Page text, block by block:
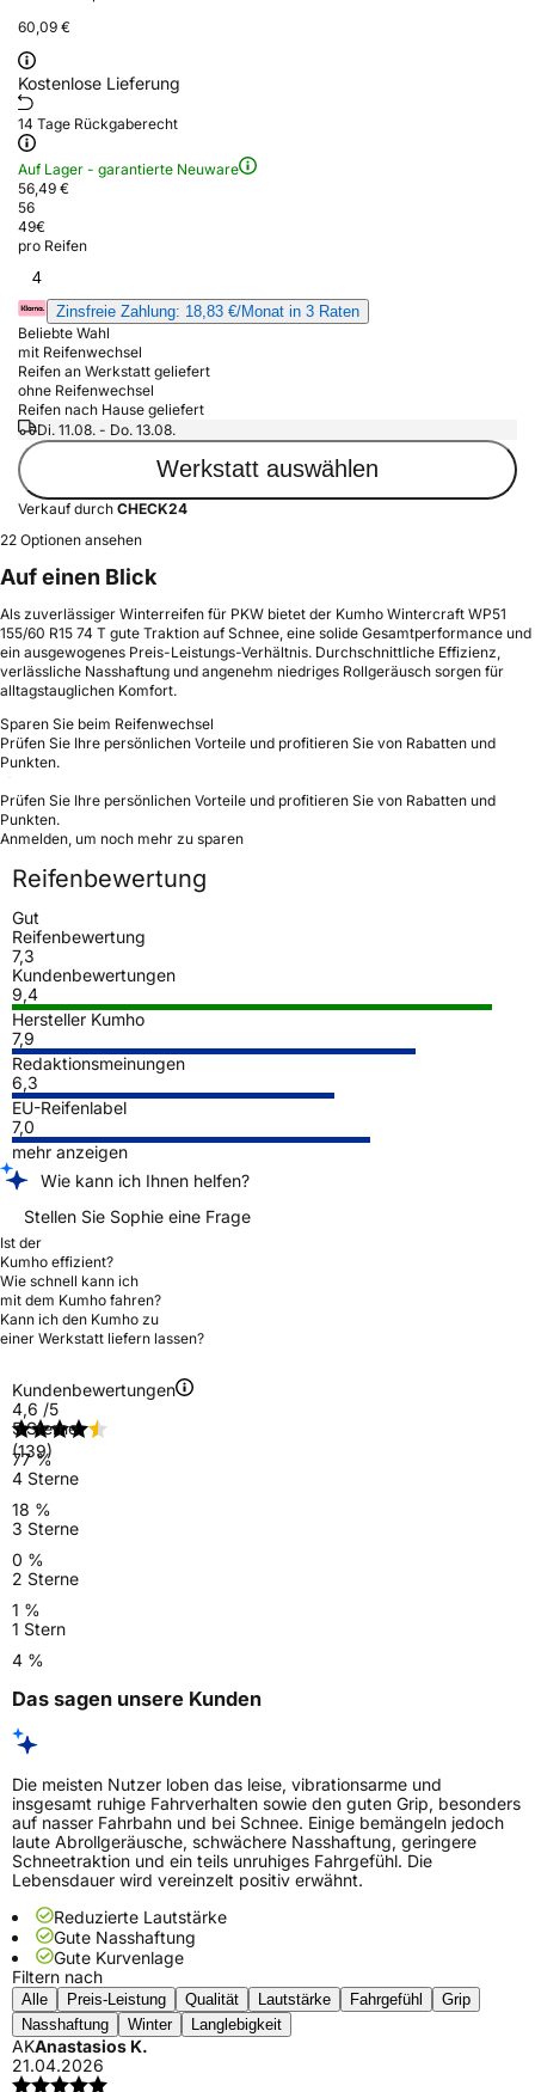
60,09 €
Kostenlose Lieferung
14 Tage Rückgaberecht
Auf Lager - garantierte Neuware
56,49 €
56
49€
pro Reifen
4
Zinsfreie Zahlung: 18,83 €/Monat in 3 Raten
Beliebte Wahl
mit Reifenwechsel
Reifen an Werkstatt geliefert
ohne Reifenwechsel
Reifen nach Hause geliefert
Di. 11.08. - Do. 13.08.
Werkstatt auswählen
Verkauf durch CHECK24
22 Optionen ansehen
Auf einen Blick
Als zuverlässiger Winterreifen für PKW bietet der Kumho Wintercraft WP51
155/60 R15 74 T gute Traktion auf Schnee, eine solide Gesamtperformance und
ein ausgewogenes Preis-Leistungs-Verhältnis. Durchschnittliche Effizienz,
verlässliche Nasshaftung und angenehm niedriges Rollgeräusch sorgen für
alltagstauglichen Komfort.
Sparen Sie beim Reifenwechsel
Prüfen Sie Ihre persönlichen Vorteile und profitieren Sie von Rabatten und
Punkten.
Prüfen Sie Ihre persönlichen Vorteile und profitieren Sie von Rabatten und
Punkten.
Anmelden, um noch mehr zu sparen
Reifenbewertung
Gut
Reifenbewertung
7,3
Kundenbewertungen
9,4
Hersteller Kumho
7,9
Redaktionsmeinungen
6,3
EU-Reifenlabel
7,0
mehr anzeigen
Wie kann ich Ihnen helfen?
Stellen Sie Sophie eine Frage
Ist der
Kumho effizient?
Wie schnell kann ich
mit dem Kumho fahren?
Kann ich den Kumho zu
einer Werkstatt liefern lassen?
Kundenbewertungen
4,6 /5
(139)
5 Sterne
77 %
4 Sterne
18 %
3 Sterne
0 %
2 Sterne
1 %
1 Stern
4 %
Das sagen unsere Kunden
Die meisten Nutzer loben das leise, vibrationsarme und
insgesamt ruhige Fahrverhalten sowie den guten Grip, besonders
auf nasser Fahrbahn und bei Schnee. Einige bemängeln jedoch
laute Abrollgeräusche, schwächere Nasshaftung, geringere
Schneetraktion und ein teils unruhiges Fahrgefühl. Die
Lebensdauer wird vereinzelt positiv erwähnt.
Reduzierte Lautstärke
Gute Nasshaftung
Gute Kurvenlage
Filtern nach
Alle Preis-Leistung Qualität Lautstärke Fahrgefühl
Grip
Nasshaftung
Winter Langlebigkeit
AKAnastasios K.
21.04.2026